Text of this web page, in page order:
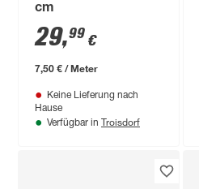
cm
29,99 €
7,50 € / Meter
Keine Lieferung nach
Hause
Verfügbar in Troisdorf